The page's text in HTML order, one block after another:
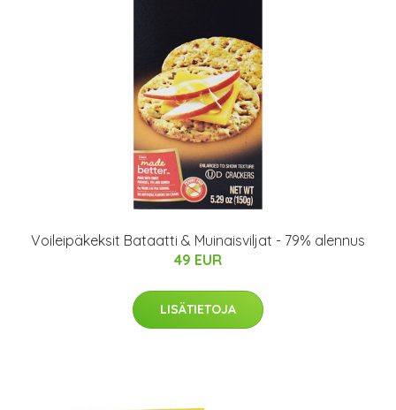
Voileipäkeksit Bataatti & Muinaisviljat - 79% alennus
49 EUR
LISÄTIETOJA